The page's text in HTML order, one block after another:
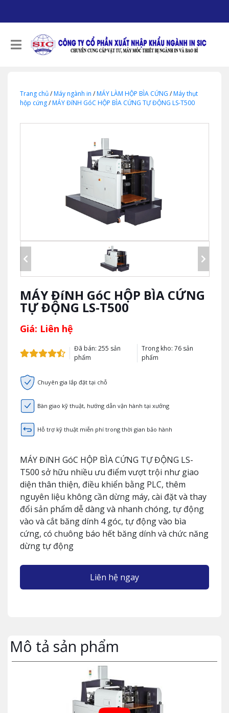
Trang chủ/Máy ngành in /MÁY LÀM HỘP BÌA CỨNG /Máy thụt
hộp cứng/MÁY ĐíNH GóC HỘP BÌA CỨNG TỰ ĐỘNG LS-T500
MÁY ĐíNH GóC HỘP BÌA CỨNG
TỰ ĐỘNG LS-T500
Giá: Liên hệ
Đã bán: 255 sản
phẩm
Trong kho: 76 sản
phẩm
Chuyên gia lắp đặt tại chỗ
Bàn giao kỹ thuật, hướng dẫn vận hành tại xưởng
Hỗ trợ kỹ thuật miễn phí trong thời gian bảo hành
MÁY ĐíNH GóC HỘP BÌA CỨNG TỰ ĐỘNG LS-
T500 sở hữu nhiều ưu điểm vượt trội như giao
diện thân thiện, điều khiển bằng PLC, thêm
nguyên liệu không cần dừng máy, cài đặt và thay
đổi sản phẩm dễ dàng và nhanh chóng, tự động
vào và cắt băng dính 4 góc, tự động vào bìa
cứng, có chuông báo hết băng dính và chức năng
dừng tự động
Liên hệ ngay
Mô tả sản phẩm